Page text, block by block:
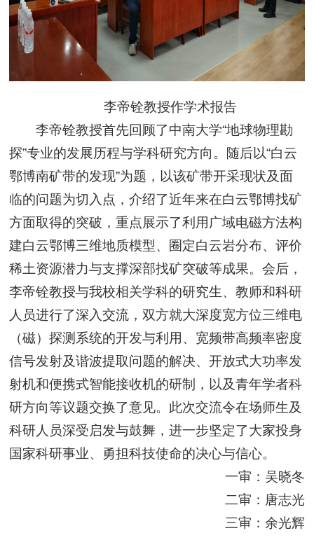
李帝铨教授作学术报告
李帝铨教授首先回顾了中南大学“地球物理勘
探”专业的发展历程与学科研究方向。随后以“白云
鄂博南矿带的发现”为题，以该矿带开采现状及面
临的问题为切入点，介绍了近年来在白云鄂博找矿
方面取得的突破，重点展示了利用广域电磁方法构
建白云鄂博三维地质模型、圈定白云岩分布、评价
稀土资源潜力与支撑深部找矿突破等成果。会后，
李帝铨教授与我校相关学科的研究生、教师和科研
人员进行了深入交流，双方就大深度宽方位三维电
（磁）探测系统的开发与利用、宽频带高频率密度
信号发射及谐波提取问题的解决、开放式大功率发
射机和便携式智能接收机的研制，以及青年学者科
研方向等议题交换了意见。此次交流令在场师生及
科研人员深受启发与鼓舞，进一步坚定了大家投身
国家科研事业、勇担科技使命的决心与信心。
一审：吴晓冬
二审：唐志光
三审：余光辉